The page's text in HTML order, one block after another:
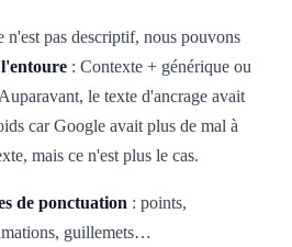
n'est pas descriptif, nous pouvons
: Contexte + générique ou
le texte d'ancrage avait
car Google avait plus de mal à
mais ce n'est plus le cas.
de ponctuation : points,
guillemets…